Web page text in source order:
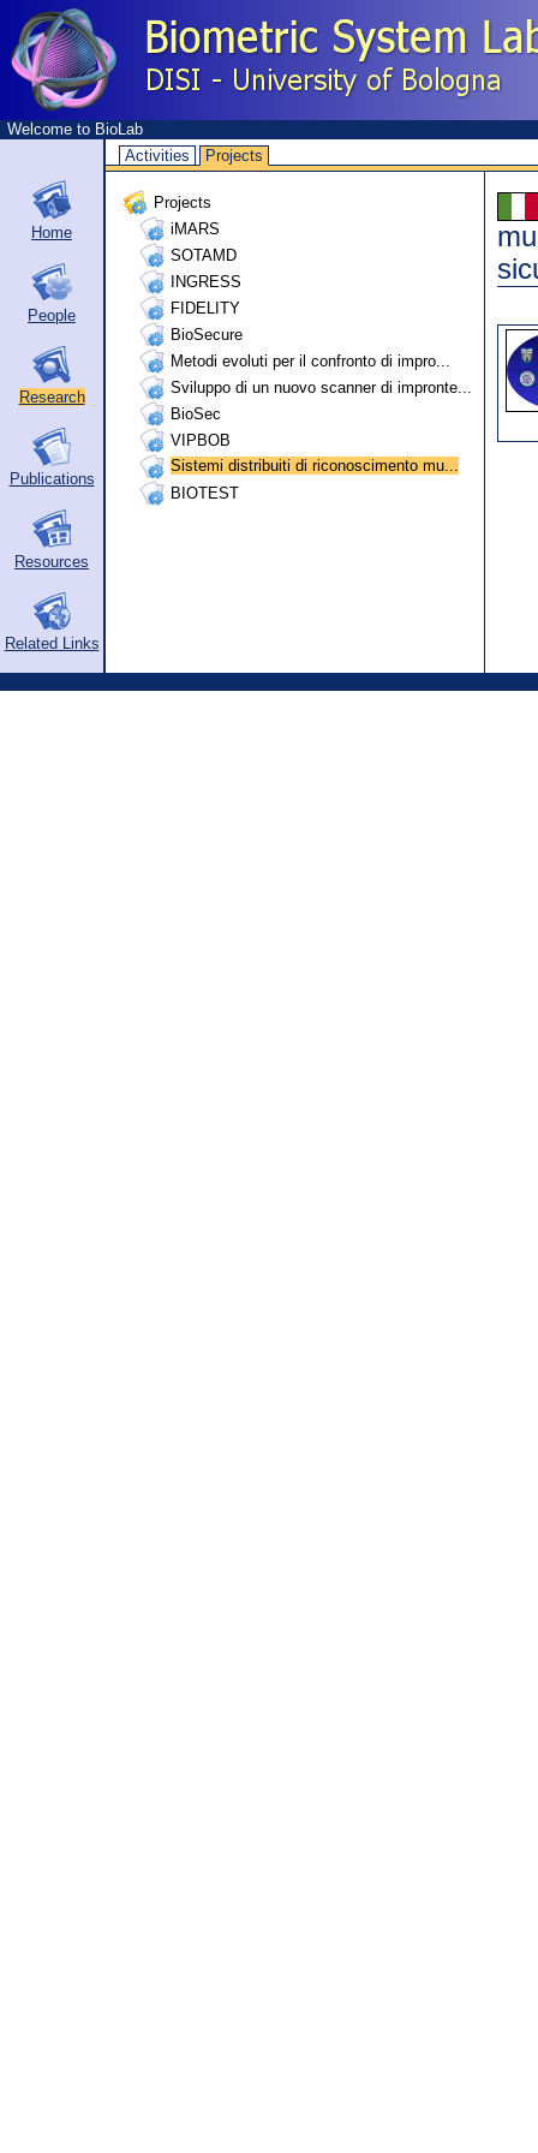
Welcome to BioLab
Activities
Projects
Home
People
Research
Publications
Resources
Related Links
Projects
iMARS
SOTAMD
INGRESS
FIDELITY
BioSecure
Metodi evoluti per il confronto di impro...
Sviluppo di un nuovo scanner di impronte...
BioSec
VIPBOB
Sistemi distribuiti di riconoscimento mu...
BIOTEST